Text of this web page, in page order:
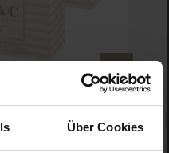
Über Cookies
Soap 3er Pack